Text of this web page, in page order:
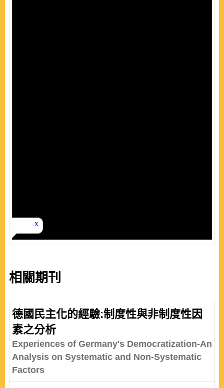
相關期刊
德國民主化的經驗:制度性與非制度性因
素之分析
Experiences of Germany's Democratization-An
Analysis on Systematic and Non-Systematic
Factors